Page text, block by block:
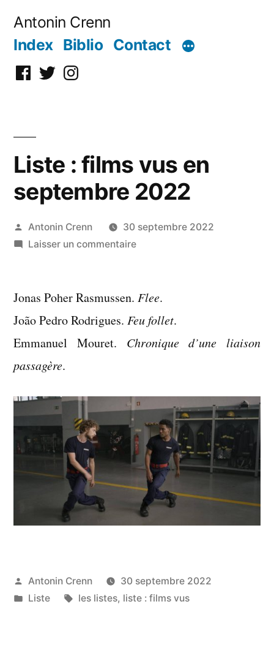
Antonin Crenn
Index Biblio Contact
Facebook
TwitterInstagram
Liste : films vus en
septembre 2022
Publié
par
Antonin Crenn
30 septembre 2022
Laisser un commentairesur
films
en
septembre
Jonas Poher Rasmussen. Flee.
João Pedro Rodrigues. Feu follet.
Emmanuel Mouret. Chronique d’une liaison
passagère.
Publié
par
Antonin Crenn
30 septembre 2022
Publié
Liste Étiquettes :
les listes, liste : films vus